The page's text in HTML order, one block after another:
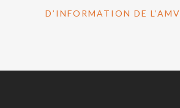
D’INFORMATION DE L’AMV